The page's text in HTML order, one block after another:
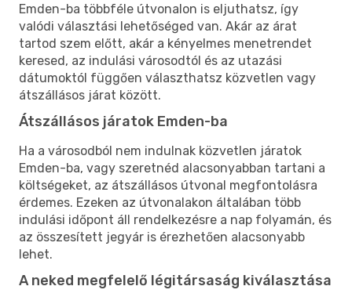
Emden-ba többféle útvonalon is eljuthatsz, így
valódi választási lehetőséged van. Akár az árat
tartod szem előtt, akár a kényelmes menetrendet
keresed, az indulási városodtól és az utazási
dátumoktól függően választhatsz közvetlen vagy
átszállásos járat között.
Átszállásos járatok Emden-ba
Ha a városodból nem indulnak közvetlen járatok
Emden-ba, vagy szeretnéd alacsonyabban tartani a
költségeket, az átszállásos útvonal megfontolásra
érdemes. Ezeken az útvonalakon általában több
indulási időpont áll rendelkezésre a nap folyamán, és
az összesített jegyár is érezhetően alacsonyabb
lehet.
A neked megfelelő légitársaság kiválasztása